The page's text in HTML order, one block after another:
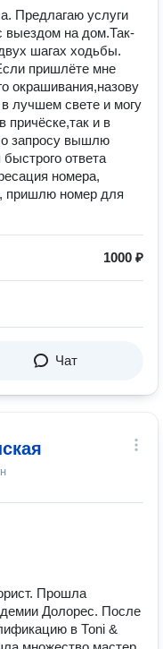
Предлагаю услуги
выездом на дом.Так-
шагах ходьбы.
пришлёте мне
окрашивания,назову
лучшем свете и могу
причёске,так и в
запросу вышлю
ответа
номера,
пришлю номер для
1000 ₽
Чат
Прошла
Долорес. После
в Тоni &